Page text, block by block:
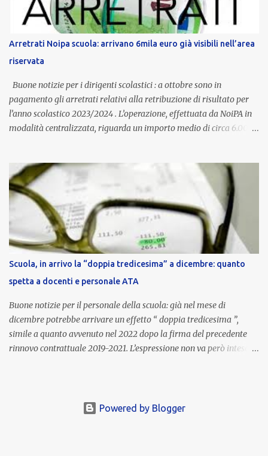
è un unicum in Italia: si tratta di una misura esclusiva della
Provincia autonoma di Bolzano, che integra in maniera stabile lo
stipendio nazionale grazie alle prerogative garantite
dall’autonomia locale. Non è un bonus temporaneo né un
compenso accessorio, ma una voce strutturale di retribuzione,
aggiornata periodicamente in base al cost...
Arretrati Noipa scuola: arrivano 6mila euro già visibili nell’area
riservata
Buone notizie per i dirigenti scolastici : a ottobre sono in
pagamento gli arretrati relativi alla retribuzione di risultato per
l’anno scolastico 2023/2024 . L’operazione, effettuata da NoiPA in
modalità centralizzata, riguarda un importo medio di circa 6.000
ordinaria di ottobre . Cos’è la retribuzione di risultato La
retribuzione di risultato rappresenta la parte variabile dello
stipendio dei dirigenti scolastici. Viene corrisposta per valorizzare
la qualità dell’attività svolta, la gestione delle risorse e il
raggiungimento degli obiettivi fissati dal Ministero dell’Istruzione
e del Merito (MIM) . Per l’anno scolastico 2023/2024, il MIM ha
completato la procedura di valutazione e trasmesso i dati a NoiPA,
che ha poi disposto la liquidazione automatica in busta paga . Gli
importi e le trattenute L’importo medio lordo riconosciuto è di 6....
Scuola, in arrivo la “doppia tredicesima” a dicembre: quanto
spetta a docenti e personale ATA
Buone notizie per il personale della scuola: già nel mese di
dicembre potrebbe arrivare un effetto “ doppia tredicesima ”,
simile a quanto avvenuto nel 2022 dopo la firma del precedente
rinnovo contrattuale 2019-2021. L’espressione non va però intesa in
un’integrazione straordinaria che, pur non raggiungendo l’importo
Powered by Blogger